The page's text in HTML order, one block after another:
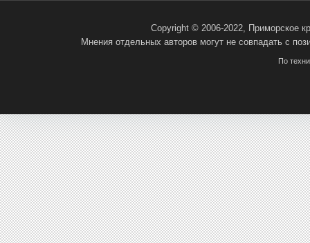
Copyright © 2006-2022, Приморское
Мнения отдельных авторов могут не совпадать с
По